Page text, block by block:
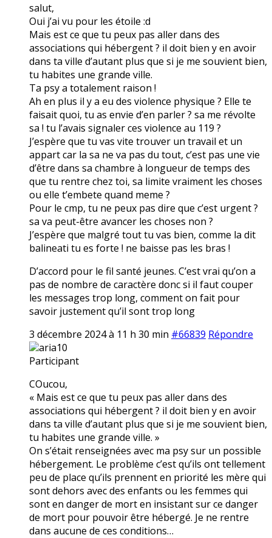
salut,
Oui j’ai vu pour les étoile :d
Mais est ce que tu peux pas aller dans des
associations qui hébergent ? il doit bien y en avoir
dans ta ville d’autant plus que si je me souvient bien,
tu habites une grande ville.
Ta psy a totalement raison !
Ah en plus il y a eu des violence physique ? Elle te
faisait quoi, tu as envie d’en parler ? sa me révolte
sa ! tu l’avais signaler ces violence au 119 ?
J’espère que tu vas vite trouver un travail et un
appart car la sa ne va pas du tout, c’est pas une vie
d’être dans sa chambre à longueur de temps des
que tu rentre chez toi, sa limite vraiment les choses
ou elle t’embete quand meme ?
Pour le cmp, tu ne peux pas dire que c’est urgent ?
sa va peut-être avancer les choses non ?
J’espère que malgré tout tu vas bien, comme la dit
balineati tu es forte ! ne baisse pas les bras !
D’accord pour le fil santé jeunes. C’est vrai qu’on a
pas de nombre de caractère donc si il faut couper
les messages trop long, comment on fait pour
savoir justement qu’il sont trop long
3 décembre 2024 à 11 h 30 min #66839 Répondre
aria10
Participant
COucou,
« Mais est ce que tu peux pas aller dans des
associations qui hébergent ? il doit bien y en avoir
dans ta ville d’autant plus que si je me souvient bien,
tu habites une grande ville. »
On s’était renseignées avec ma psy sur un possible
hébergement. Le problème c’est qu’ils ont tellement
peu de place qu’ils prennent en priorité les mère qui
sont dehors avec des enfants ou les femmes qui
sont en danger de mort en insistant sur ce danger
de mort pour pouvoir être hébergé. Je ne rentre
dans aucune de ces conditions…